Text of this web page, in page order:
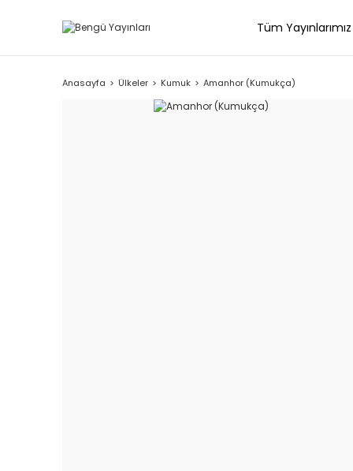
Tüm Yayınlarımız
Anasayfa Ülkeler Kumuk Amanhor (Kumukça)